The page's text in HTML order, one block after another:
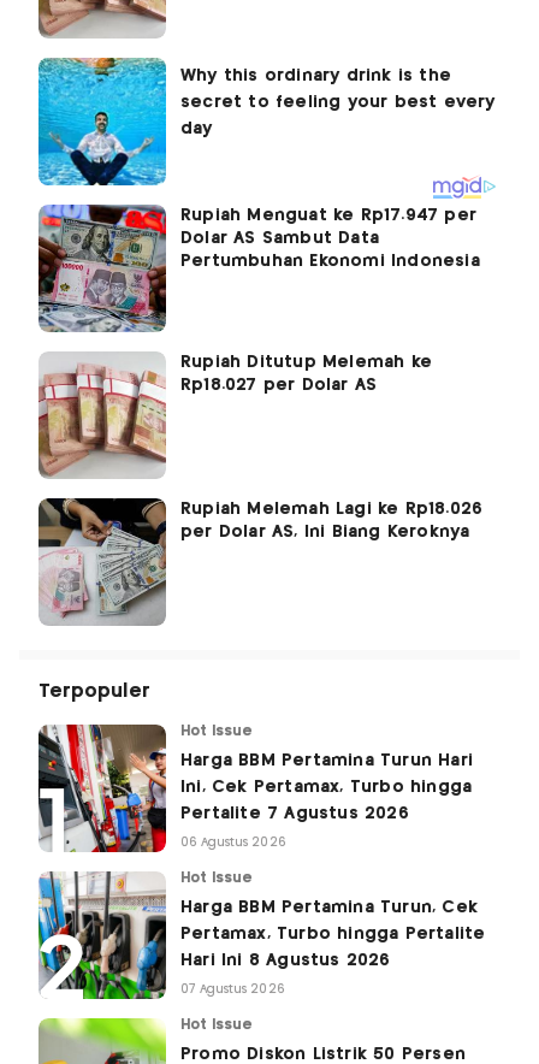
Rupiah Menguat ke Rp17.947 per
Dolar AS Sambut Data
Pertumbuhan Ekonomi Indonesia
Rupiah Ditutup Melemah ke
Rp18.027 per Dolar AS
Rupiah Melemah Lagi ke Rp18.026
per Dolar AS, Ini Biang Keroknya
Terpopuler
Hot Issue
Harga BBM Pertamina Turun Hari
Ini, Cek Pertamax, Turbo hingga
Pertalite 7 Agustus 2026
06 Agustus 2026
Hot Issue
Harga BBM Pertamina Turun, Cek
Pertamax, Turbo hingga Pertalite
Hari Ini 8 Agustus 2026
07 Agustus 2026
Hot Issue
Promo Diskon Listrik 50 Persen